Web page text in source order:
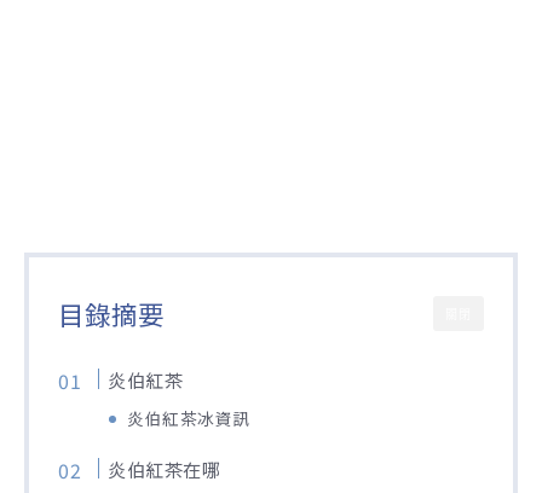
目錄摘要
炎伯紅茶
炎伯紅茶冰資訊
炎伯紅茶在哪